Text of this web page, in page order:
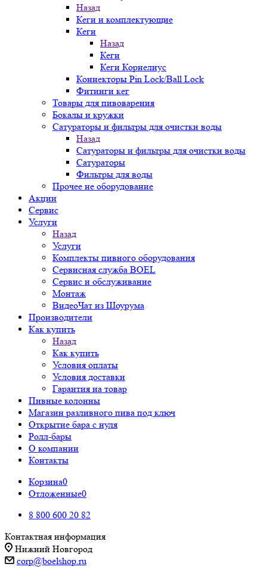
Назад
Кеги и комплектующие
Кеги
Назад
Кеги
Кеги Корнелиус
Коннекторы Pin Lock/Ball Lock
Фитинги кег
Товары для пивоварения
Бокалы и кружки
Сатураторы и фильтры для очистки воды
Назад
Сатураторы и фильтры для очистки воды
Сатураторы
Фильтры для воды
Прочее не оборудование
Акции
Сервис
Услуги
Назад
Услуги
Комплекты пивного оборудования
Сервисная служба BOEL
Сервис и обслуживание
Монтаж
ВидеоЧат из Шоурума
Производители
Как купить
Назад
Как купить
Условия оплаты
Условия доставки
Гарантия на товар
Пивные колонны
Магазин разливного пива под ключ
Открытие бара с нуля
Ролл-бары
О компании
Контакты
Корзина0
Отложенные0
8 800 600 20 82
Контактная информация
Нижний Новгород
corp@boelshop.ru